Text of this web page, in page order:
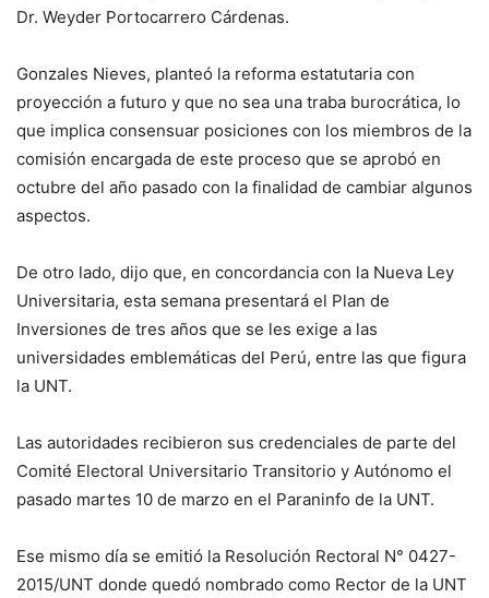
Dr. Weyder Portocarrero Cárdenas.
Gonzales Nieves, planteó la reforma estatutaria con
proyección a futuro y que no sea una traba burocrática, lo
que implica consensuar posiciones con los miembros de la
comisión encargada de este proceso que se aprobó en
octubre del año pasado con la finalidad de cambiar algunos
aspectos.
De otro lado, dijo que, en concordancia con la Nueva Ley
Universitaria, esta semana presentará el Plan de
Inversiones de tres años que se les exige a las
universidades emblemáticas del Perú, entre las que figura
la UNT.
Las autoridades recibieron sus credenciales de parte del
Comité Electoral Universitario Transitorio y Autónomo el
pasado martes 10 de marzo en el Paraninfo de la UNT.
Ese mismo día se emitió la Resolución Rectoral N° 0427-
2015/UNT donde quedó nombrado como Rector de la UNT